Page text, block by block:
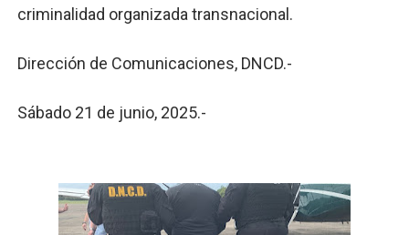
criminalidad organizada transnacional.
Dirección de Comunicaciones, DNCD.-
Sábado 21 de junio, 2025.-